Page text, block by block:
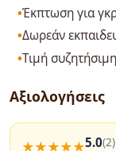
Έκπτωση για
Δωρεάν
Τιμή
Αξιολογήσεις
5.0(2)